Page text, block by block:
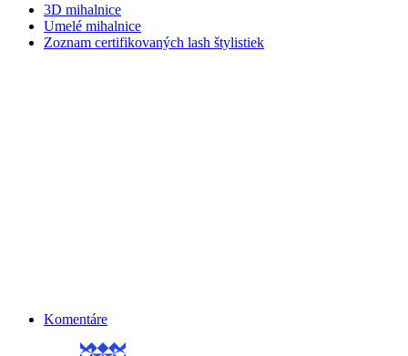
3D mihalnice
Umelé mihalnice
Zoznam certifikovaných lash štylistiek
Komentáre